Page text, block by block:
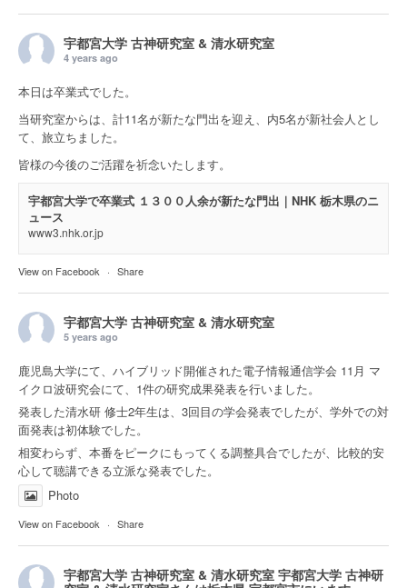
宇都宮大学 古神研究室 & 清水研究室
4 years ago
本日は卒業式でした。
当研究室からは、計11名が新たな門出を迎え、内5名が新社会人とし
て、旅立ちました。
皆様の今後のご活躍を祈念いたします。
宇都宮大学で卒業式 １３００人余が新たな門出｜NHK 栃木県のニ
ュース
www3.nhk.or.jp
View on Facebook · Share
宇都宮大学 古神研究室 & 清水研究室
5 years ago
鹿児島大学にて、ハイブリッド開催された電子情報通信学会 11月 マ
イクロ波研究会にて、1件の研究成果発表を行いました。
発表した清水研 修士2年生は、3回目の学会発表でしたが、学外での対
面発表は初体験でした。
相変わらず、本番をピークにもってくる調整具合でしたが、比較的安
心して聴講できる立派な発表でした。
Photo
View on Facebook · Share
宇都宮大学 古神研究室 & 清水研究室 宇都宮大学 古神研